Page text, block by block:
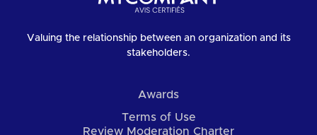
Valuing the relationship between an organization and its
stakeholders.
Awards
Terms of Use
Review Moderation Charter